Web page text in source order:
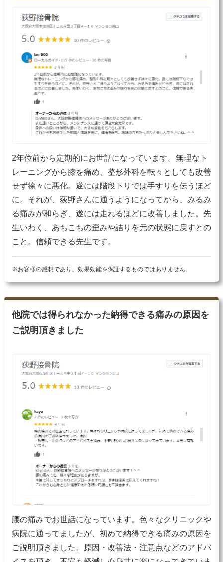
2年位前から定期的にお世話になっています。無理なト
レーニングから膝を痛め、整形外科を転々としても改善
せず徐々に悪化。遂には階段下りでは手すりを伝うほど
に。それが、荻野さんに通うようになってから、みるみ
る痛みが和らぎ、遂には走れるほどに改善しました。先
生いわく、あちこちの歪みや詰りを元の状態に戻すとの
こと。信頼できる先生です。
※お客様の感想であり、効果効能を保証するものではありません。
他院では得られなかった納得できる痛みの原因を
ご説明頂きました
腰の痛みでお世話になっています。色々なクリニックや
病院に通ってましたが、初めて納得できる痛みの原因を
ご説明頂きました。原因・改善法・注意点などのアドバ